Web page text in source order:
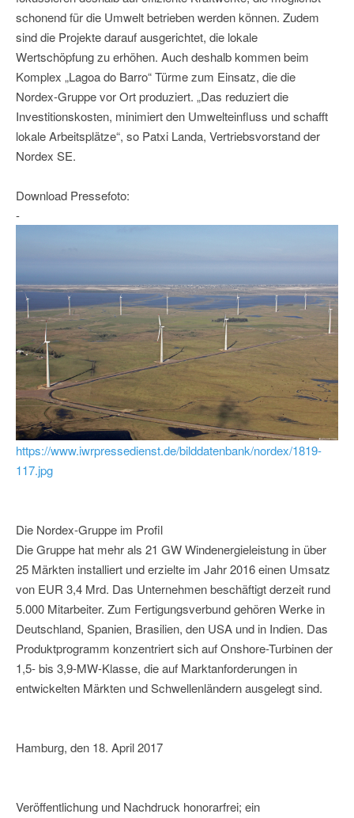
schonend für die Umwelt betrieben werden können. Zudem
sind die Projekte darauf ausgerichtet, die lokale
Wertschöpfung zu erhöhen. Auch deshalb kommen beim
Komplex „Lagoa do Barro“ Türme zum Einsatz, die die
Nordex-Gruppe vor Ort produziert. „Das reduziert die
Investitionskosten, minimiert den Umwelteinfluss und schafft
lokale Arbeitsplätze“, so Patxi Landa, Vertriebsvorstand der
Nordex SE.
Download Pressefoto:
-
https://www.iwrpressedienst.de/bilddatenbank/nordex/1819-
117.jpg
Die Nordex-Gruppe im Profil
Die Gruppe hat mehr als 21 GW Windenergieleistung in über
25 Märkten installiert und erzielte im Jahr 2016 einen Umsatz
von EUR 3,4 Mrd. Das Unternehmen beschäftigt derzeit rund
5.000 Mitarbeiter. Zum Fertigungsverbund gehören Werke in
Deutschland, Spanien, Brasilien, den USA und in Indien. Das
Produktprogramm konzentriert sich auf Onshore-Turbinen der
1,5- bis 3,9-MW-Klasse, die auf Marktanforderungen in
entwickelten Märkten und Schwellenländern ausgelegt sind.
Hamburg, den 18. April 2017
Veröffentlichung und Nachdruck honorarfrei; ein